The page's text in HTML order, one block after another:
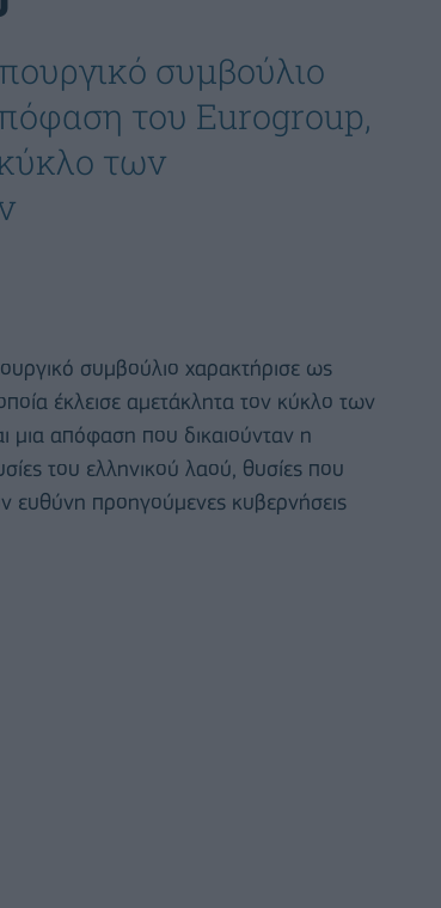
συμβούλιο
του Eurogroup,
των
συμβούλιο χαρακτήρισε ως
οποία έκλεισε αμετάκλητα τον κύκλο των
μια απόφαση που δικαιούνταν η
του ελληνικού λαού, θυσίες που
ευθύνη προηγούμενες κυβερνήσεις